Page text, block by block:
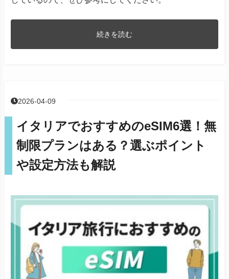
続きを読む
2026-04-09
イタリアでおすすめのeSIM6選！無
制限プランはある？選ぶポイント
や設定方法も解説